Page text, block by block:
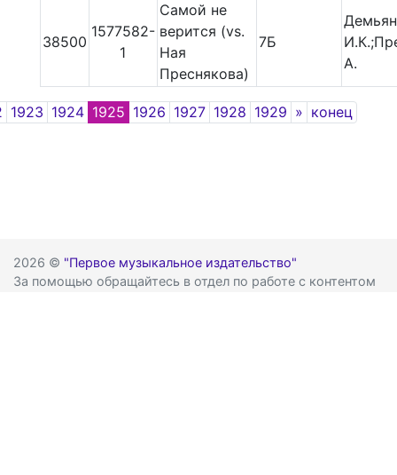
38500
1577582-
1
Самой не
верится (vs.
Ная
Преснякова)
7Б
Демьян
А.
1923 1924 1925 1926 1927 1928 1929 » Next
конец
2026 © "Первое музыкальное издательство"
За помощью обращайтесь в отдел по работе с контентом